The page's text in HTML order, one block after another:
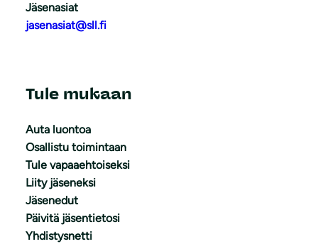
Jäsenasiat
jasenasiat@sll.fi
Tule mukaan
Auta luontoa
Osallistu toimintaan
Tule vapaaehtoiseksi
Liity jäseneksi
Jäsenedut
Päivitä jäsentietosi
Yhdistysnetti